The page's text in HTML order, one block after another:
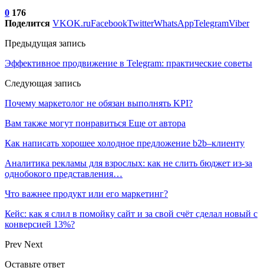
0 176
Поделится VKOK.ruFacebookTwitterWhatsAppTelegramViber
Предыдущая запись
Эффективное продвижение в Telegram: практические советы
Следующая запись
Почему маркетолог не обязан выполнять KPI?
Вам также могут понравиться Еще от автора
Как написать хорошее холодное предложение b2b–клиенту
Аналитика рекламы для взрослых: как не слить бюджет из-за
однобокого представления…
Что важнее продукт или его маркетинг?
Кейс: как я слил в помойку сайт и за свой счёт сделал новый с
конверсией 13%?
Prev Next
Оставьте ответ